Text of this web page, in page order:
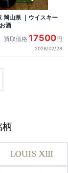
岡山県 ｜ウイスキー
酒
買取価格 17500円
2026/02/28